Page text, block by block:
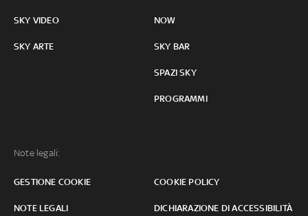
SKY VIDEO
SKY ARTE
NOW
SKY BAR
SPAZI SKY
PROGRAMMI
Note legali:
GESTIONE COOKIE COOKIE POLICY
NOTE LEGALI DICHIARAZIONE DI ACCESSIBILITÀ